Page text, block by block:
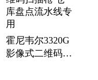
霍尼韦尔3320G
影像式二维码扫